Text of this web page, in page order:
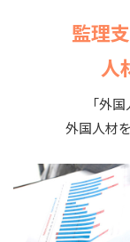
監理
人
「外
外国人材